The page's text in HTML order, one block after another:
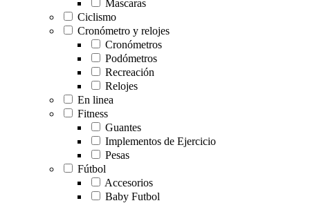
Mascaras
Ciclismo
Cronómetro y relojes
Cronómetros
Podómetros
Recreación
Relojes
En linea
Fitness
Guantes
Implementos de Ejercicio
Pesas
Fútbol
Accesorios
Baby Futbol